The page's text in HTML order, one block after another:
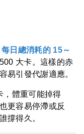
每日總消耗的 15～
大卡。這樣的赤
易引發代謝適應。
，體重可能掉得
更容易停滯或反
撐得久。